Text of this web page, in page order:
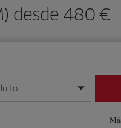
desde 480 €
mes/año